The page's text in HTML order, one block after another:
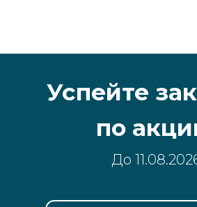
Успейте
по
До